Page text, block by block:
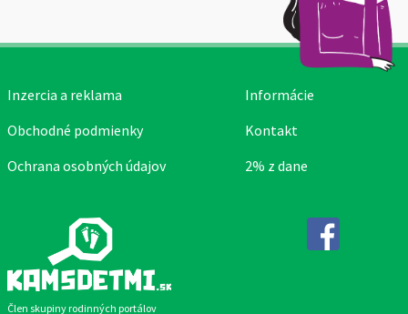
Člen skupiny rodinných portálov
Inzercia a reklama
Obchodné podmienky
Ochrana osobných údajov
Informácie
Kontakt
2% z dane